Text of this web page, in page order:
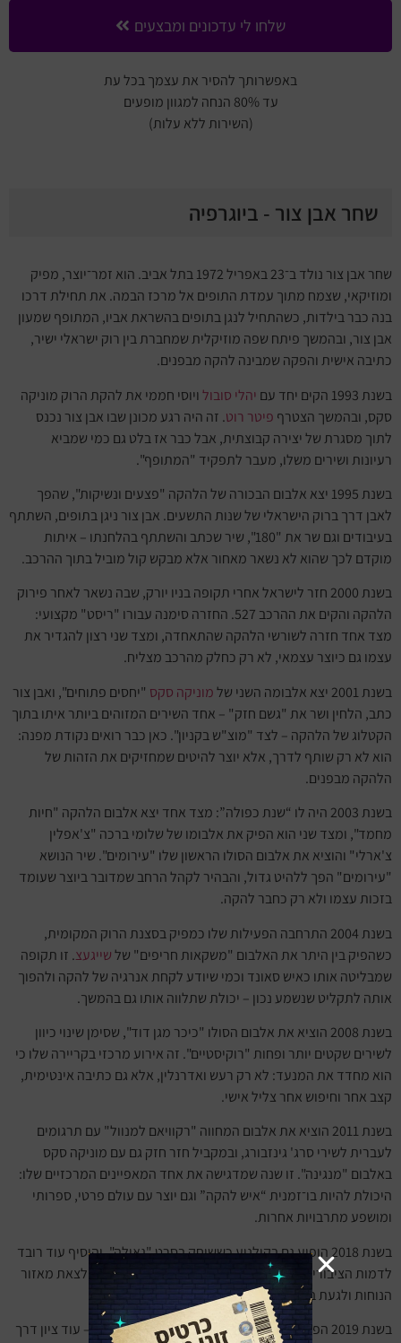
שלחו לי עדכונים ומבצעים
באפשרותך להסיר את עצמך בכל עת
עד 80% הנחה למגוון מופעים
(השירות ללא עלות)
שחר אבן צור - ביוגרפיה
שחר אבן צור נולד ב־23 באפריל 1972 בתל אביב. הוא זמר־יוצר, מפיק
ומוזיקאי, שצמח מתוך עמדת התופים אל מרכז הבמה. את תחילת דרכו
בנה כבר בילדות, כשהתחיל לנגן בתופים בהשראת אביו, המתופף שמעון
אבן צור, ובהמשך פיתח שפה מוזיקלית שמחברת בין רוק ישראלי ישיר,
כתיבה אישית והפקה שמבינה להקה מבפנים.
בשנת 1993 הקים יחד עם
יהלי סובולויוסי חממי את להקת הרוק מוניקה
סקס, ובהמשך הצטרף פיטר רוט. זה היה רגע מכונן שבו אבן צור נכנס
לתוך מסגרת של יצירה קבוצתית, אבל כבר אז בלט גם כמי שמביא
רעיונות ושירים משלו, מעבר לתפקיד "המתופף".
בשנת 1995 יצא אלבום הבכורה של הלהקה "פצעים ונשיקות", שהפך
לאבן דרך ברוק הישראלי של שנות התשעים. אבן צור ניגן בתופים, השתתף
בעיבודים וגם שר את "180", שיר שכתב והשתתף בהלחנתו – איתות
מוקדם לכך שהוא לא נשאר מאחור אלא מבקש קול מוביל בתוך ההרכב.
בשנת 2000 חזר לישראל אחרי תקופה בניו יורק, שבה נשאר לאחר פירוק
הלהקה והקים את ההרכב 527. החזרה סימנה עבורו "ריסט" מקצועי:
מצד אחד חזרה לשורשי הלהקה שהתאחדה, ומצד שני רצון להגדיר את
עצמו גם כיוצר עצמאי, לא רק כחלק מהרכב מצליח.
בשנת 2001 יצא אלבומה השני של
מוניקה סקס "יחסים פתוחים", ואבן צור
כתב, הלחין ושר את "גשם חזק" – אחד השירים המזוהים ביותר איתו בתוך
הקטלוג של הלהקה – לצד "מוצ"ש בקניון". כאן כבר רואים נקודת מפנה:
הוא לא רק שותף לדרך, אלא יוצר להיטים שמחזיקים את הזהות של
הלהקה מבפנים.
בשנת 2003 היה לו “שנת כפולה”: מצד אחד יצא אלבום הלהקה "חיות
מחמד", ומצד שני הוא הפיק את אלבומו של שלומי ברכה "צ'אפלין
צ'ארלי" והוציא את אלבום הסולו הראשון שלו "עירומים". שיר הנושא
"עירומים" הפך ללהיט גדול, והבהיר לקהל הרחב שמדובר ביוצר שעומד
בזכות עצמו ולא רק כחבר להקה.
בשנת 2004 התרחבה הפעילות שלו כמפיק בסצנת הרוק המקומית,
כשהפיק בין היתר את האלבום "משקאות חריפים" שלשייגעצ. זו תקופה
שמבליטה אותו כאיש סאונד וכמי שיודע לקחת אנרגיה של להקה ולהפוך
אותה לתקליט שנשמע נכון – יכולת שתלווה אותו גם בהמשך.
בשנת 2008 הוציא את אלבום הסולו "כיכר מגן דוד", שסימן שינוי כיוון
לשירים שקטים יותר ופחות "רוקיסטיים". זה אירוע מרכזי בקריירה שלו כי
הוא מחדד את המנעד: לא רק רעש ואדרנלין, אלא גם כתיבה אינטימית,
קצב אחר וחיפוש אחר צליל אישי.
בשנת 2011 הוציא את אלבום המחווה "רקוויאם למנוול" עם תרגומים
לעברית לשירי סרג' גינזבורג, ובמקביל חזר חזק גם עם מוניקה סקס
באלבום "מנגינה". זו שנה שמדגישה את אחד המאפיינים המרכזיים שלו:
היכולת להיות בו־זמנית “איש להקה” וגם יוצר עם עולם פרטי, ספרותי
ומושפע מתרבויות אחרות.
בשנת 2018 הופיע גם בקולנוע כששיחק בסרט "גאולה", והוסיף עוד רובד
לדמות הציבורית שלו – לא רק מוזיקאי, אלא יוצר שמסכים לצאת מאזור
הנוחות ולגעת בשפה קולנועית.
בשנת 2019 הפיק למוניקה סקס את האלבום "לילה חדש" – עוד ציון דרך